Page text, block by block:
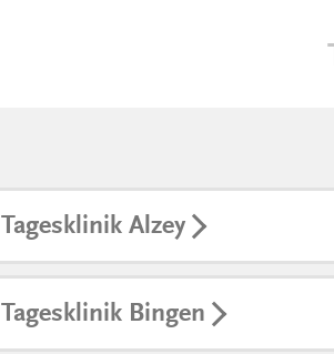
Tagesklinik Alzey
Tagesklinik Bingen